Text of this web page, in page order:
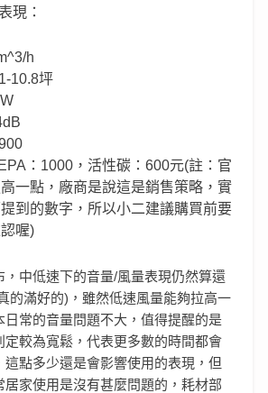
現：
h
10.8坪
：1000，活性碳：600元(註：官
一點，廠商是說這是銷售策略，實
到的數字，所以小二建議購買前要
喔)
，中低速下的音量/風量表現仍然算還
的滿好的)，雖然低速風量能夠拉高一
日常的音量問題不大，值得提醒的是
定較為寬鬆，代表更多數的時間都會
這點多少還是會影響使用的表現，但
居家使用是沒有甚麼問題的，耗材部